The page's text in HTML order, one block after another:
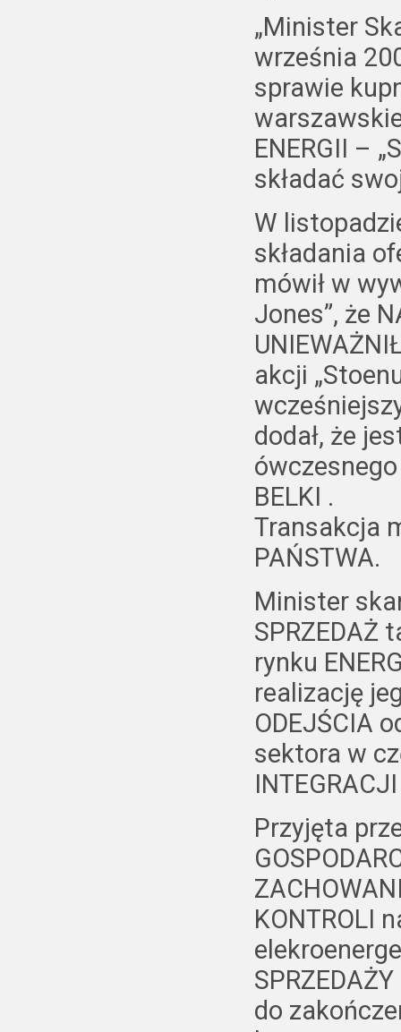
„Minister
września
sprawie
ENERGII –
składać
W
składania
mówił w
Jones”, że
akcji
dodał, że
BELKI .
Transakcja
PAŃSTWA.
Minister
SPRZEDAŻ
rynku
realizację
ODEJŚCIA
sektora w
Przyjęta
KONTROLI
do